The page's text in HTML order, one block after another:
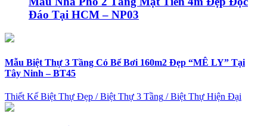
Đáo Tại HCM – NP03
Mẫu Biệt Thự 3 Tầng Có Bể Bơi 160m2 Đẹp “MÊ LY” Tại
Tây Ninh – BT45
Thiết Kế Biệt Thự Đẹp /Biệt Thự 3 Tầng /Biệt Thự Hiện Đại